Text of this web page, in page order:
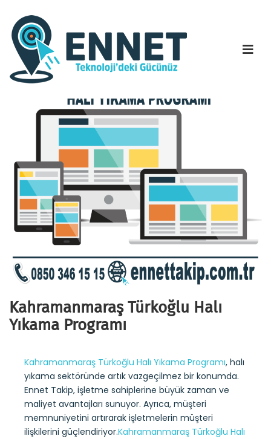
Kahramanmaraş Türkoğlu Halı
Yıkama Programı
Kahramanmaraş Türkoğlu Halı Yıkama Programı, halı
yıkama sektöründe artık vazgeçilmez bir konumda.
Ennet Takip, işletme sahiplerine büyük zaman ve
maliyet avantajları sunuyor. Ayrıca, müşteri
memnuniyetini artırarak işletmelerin müşteri
ilişkilerini güçlendiriyor.Kahramanmaraş Türkoğlu Halı